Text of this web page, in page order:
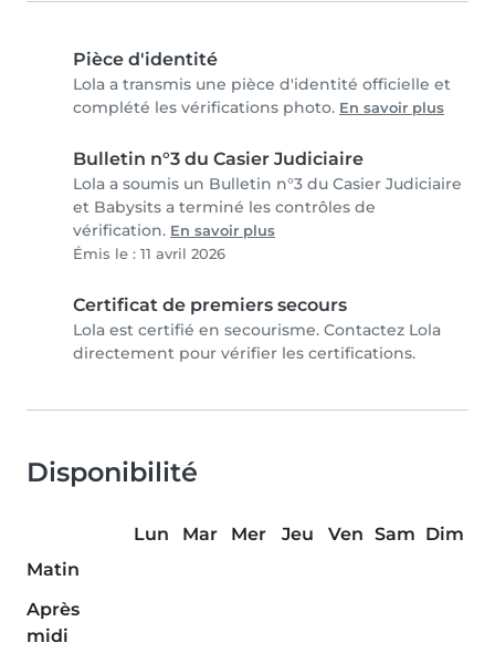
Pièce d'identité
Lola a transmis une pièce d'identité officielle et
complété les vérifications photo. En savoir plus
Bulletin n°3 du Casier Judiciaire
Lola a soumis un Bulletin n°3 du Casier Judiciaire
et Babysits a terminé les contrôles de
vérification. En savoir plus
Émis le : 11 avril 2026
Certificat de premiers secours
Lola est certifié en secourisme. Contactez Lola
directement pour vérifier les certifications.
Disponibilité
Lun Mar Mer Jeu Ven Sam Dim
Matin
Après
midi